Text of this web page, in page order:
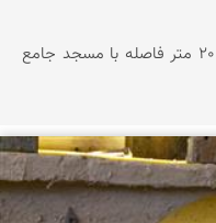
در بافت تاریخی و مرکز شهر قرار دارد. 20 متر فاصله با مسجد جامع